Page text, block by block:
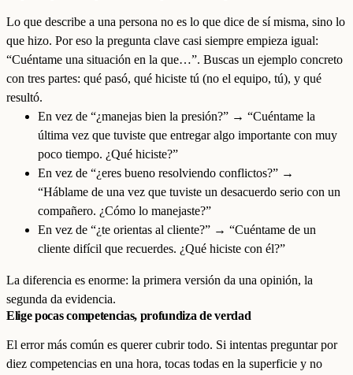
Lo que describe a una persona no es lo que dice de sí misma, sino lo
que hizo. Por eso la pregunta clave casi siempre empieza igual:
“Cuéntame una situación en la que…”. Buscas un ejemplo concreto
con tres partes: qué pasó, qué hiciste tú (no el equipo, tú), y qué
resultó.
En vez de “¿manejas bien la presión?” → “Cuéntame la
última vez que tuviste que entregar algo importante con muy
poco tiempo. ¿Qué hiciste?”
En vez de “¿eres bueno resolviendo conflictos?” →
“Háblame de una vez que tuviste un desacuerdo serio con un
compañero. ¿Cómo lo manejaste?”
En vez de “¿te orientas al cliente?” → “Cuéntame de un
cliente difícil que recuerdes. ¿Qué hiciste con él?”
La diferencia es enorme: la primera versión da una opinión, la
segunda da evidencia.
Elige pocas competencias, profundiza de verdad
El error más común es querer cubrir todo. Si intentas preguntar por
diez competencias en una hora, tocas todas en la superficie y no